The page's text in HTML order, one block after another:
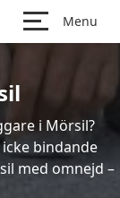
Menu
i Mörsil?
bindande
med omnejd –